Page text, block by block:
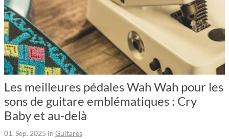
Les meilleures pédales Wah Wah pour les
sons de guitare emblématiques : Cry
Baby et au-delà
01. Sep. 2025 in Guitares